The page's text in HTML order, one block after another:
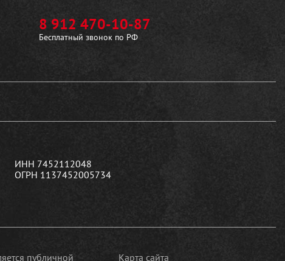
8 912 470-10-87
Бесплатный звонок по РФ
ИНН 7452112048
ОГРН 1137452005734
публичной Карта сайта